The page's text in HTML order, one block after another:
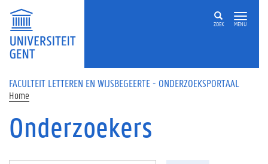
Overslaan en naar de inhoud gaan
ZOEK MENU
FACULTEIT LETTEREN EN WIJSBEGEERTE - ONDERZOEKSPORTAAL
Home
Onderzoekers